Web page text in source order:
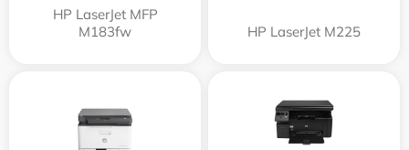
HP LaserJet MFP
M183fw
HP LaserJet M225